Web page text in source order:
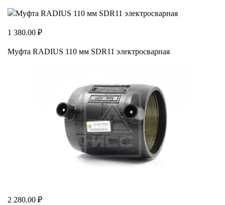
1 380.00 ₽
Муфта RADIUS 110 мм SDR11 электросварная
2 280.00 ₽